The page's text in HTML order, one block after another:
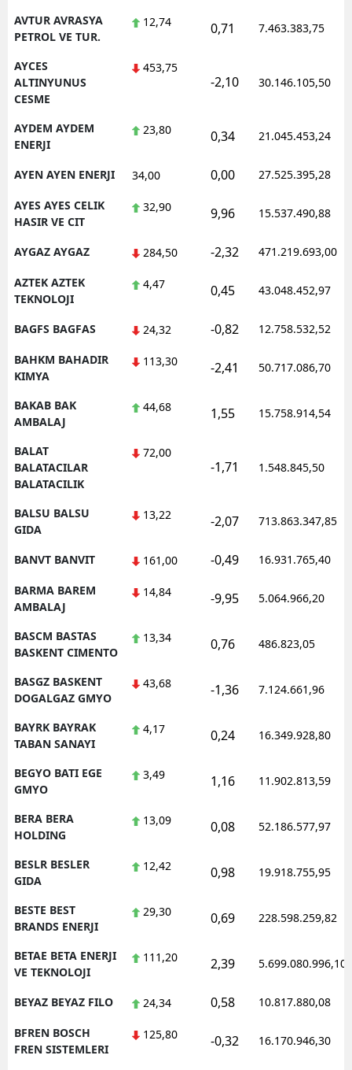
AVTUR AVRASYA
PETROL VE TUR.
12,74 0,71 7.463.383,75
AYCES
ALTINYUNUS
CESME
453,75
-2,10 30.146.105,50
AYDEM AYDEM
ENERJI
23,80 0,34 21.045.453,24
AYEN AYEN ENERJI 34,00 0,00 27.525.395,28
AYES AYES CELIK
HASIR VE CIT
32,90 9,96 15.537.490,88
AYGAZ AYGAZ 284,50 -2,32 471.219.693,00
AZTEK AZTEK
TEKNOLOJI
4,47 0,45 43.048.452,97
BAGFS BAGFAS 24,32 -0,82 12.758.532,52
BAHKM BAHADIR
KIMYA
113,30 -2,41 50.717.086,70
BAKAB BAK
AMBALAJ
44,68 1,55 15.758.914,54
BALAT
BALATACILAR
BALATACILIK
72,00
-1,71 1.548.845,50
BALSU BALSU
GIDA
13,22 -2,07 713.863.347,85
BANVT BANVIT 161,00 -0,49 16.931.765,40
BARMA BAREM
AMBALAJ
14,84 -9,95 5.064.966,20
BASCM BASTAS
BASKENT CIMENTO
13,34 0,76 486.823,05
BASGZ BASKENT
DOGALGAZ GMYO
43,68 -1,36 7.124.661,96
BAYRK BAYRAK
TABAN SANAYI
4,17 0,24 16.349.928,80
BEGYO BATI EGE
GMYO
3,49 1,16 11.902.813,59
BERA BERA
HOLDING
13,09 0,08 52.186.577,97
BESLR BESLER
GIDA
12,42 0,98 19.918.755,95
BESTE BEST
BRANDS ENERJI
29,30 0,69 228.598.259,82
BETAE BETA ENERJI
VE TEKNOLOJI
111,20 2,39 5.699.080.996,10
BEYAZ BEYAZ FILO 24,34 0,58 10.817.880,08
BFREN BOSCH
FREN SISTEMLERI
125,80 -0,32 16.170.946,30